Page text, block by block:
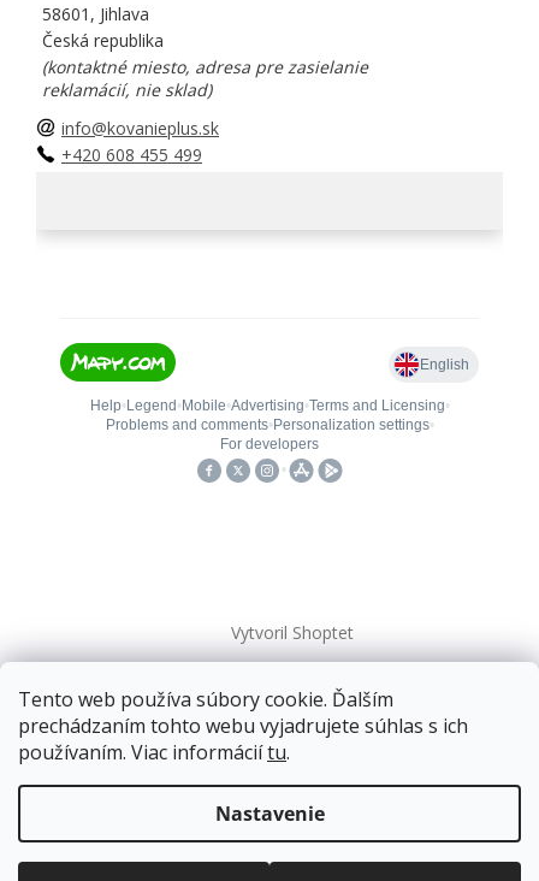
Tento web používa súbory cookie. Ďalším
prechádzaním tohto webu vyjadrujete súhlas s ich
používaním. Viac informáciítu.
Nastavenie
Doprava zadarmopre balíkové zásielky v hodnote
nad120 EUR*.
Balíky zasielame už od4 EUR.
58601, Jihlava
Česká republika
(kontaktné miesto, adresa pre zasielanie
reklamácií, nie sklad)
info@kovanieplus.sk
+420 608 455 499
Vytvoril Shoptet
Copyright 2026kovanieplus. Všetky práva vyhradené.